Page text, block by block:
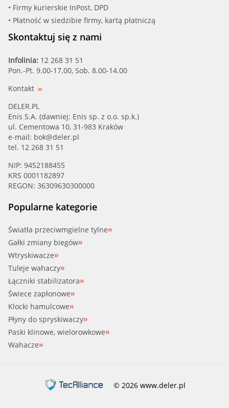
• Firmy kurierskie InPost, DPD
• Płatność w siedzibie firmy, kartą płatniczą
Skontaktuj się z nami
Infolinia: 12 268 31 51
Pon.-Pt. 9.00-17.00, Sob. 8.00-14.00
Kontakt
DELER.PL
Enis S.A. (dawniej: Enis sp. z o.o. sp.k.)
ul. Cementowa 10, 31-983 Kraków
e-mail: bok@deler.pl
tel. 12 268 31 51
NIP: 9452188455
KRS 0001182897
REGON: 36309630300000
Popularne kategorie
Światła przeciwmgielne tylne
Gałki zmiany biegów
Wtryskiwacze
Tuleje wahaczy
Łączniki stabilizatora
Świece zapłonowe
Klocki hamulcowe
Płyny do spryskiwaczy
Paski klinowe, wielorowkowe
Wahacze
© 2026 www.deler.pl